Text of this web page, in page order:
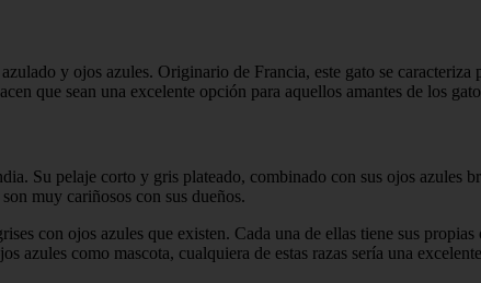
y ojos azules. Originario de Francia, este gato se caracteriza
que sean una excelente opción para aquellos amantes de los
Su pelaje corto y gris plateado, combinado con sus ojos azules
muy cariñosos con sus dueños.
con ojos azules que existen. Cada una de ellas tiene sus
azules como mascota, cualquiera de estas razas sería una